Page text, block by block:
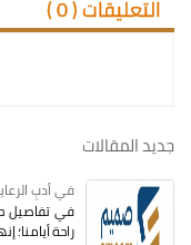
التعليقات (0
)
جديد المقالات
في أدبِ
في تفاصيل
راحة